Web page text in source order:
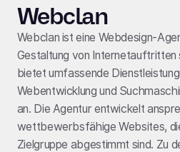
Webclan
Webclan ist eine Webdesign-
Gestaltung von Internetauftritten
bietet umfassende
Webentwicklung und
an. Die Agentur entwickelt
wettbewerbsfähige Websites,
Zielgruppe abgestimmt sind. Zu